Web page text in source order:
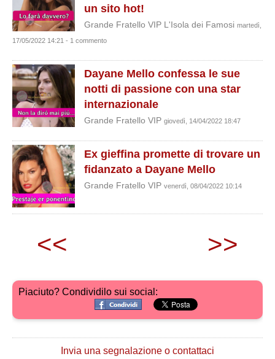
un sito hot!
Grande Fratello VIP L'Isola dei Famosi martedì,
17/05/2022 14:21 - 1 commento
Dayane Mello confessa le sue
notti di passione con una star
internazionale
Grande Fratello VIP giovedì, 14/04/2022 18:47
Ex gieffina promette di trovare un
fidanzato a Dayane Mello
Grande Fratello VIP venerdì, 08/04/2022 10:14
<< >>
Piaciuto? Condividilo sui social:
Invia una segnalazione o contattaci